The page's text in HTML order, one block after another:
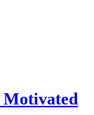
Motivated